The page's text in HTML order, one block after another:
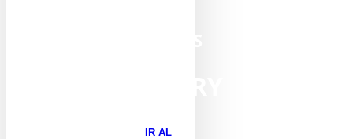
IR AL